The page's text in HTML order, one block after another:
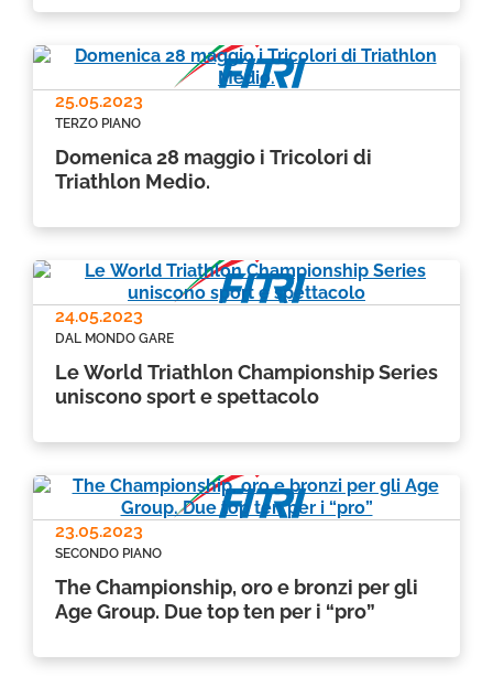
25.05.2023
TERZO PIANO
Domenica 28 maggio i Tricolori di
Triathlon Medio.
24.05.2023
DAL MONDO GARE
Le World Triathlon Championship Series
uniscono sport e spettacolo
23.05.2023
SECONDO PIANO
The Championship, oro e bronzi per gli
Age Group. Due top ten per i “pro”